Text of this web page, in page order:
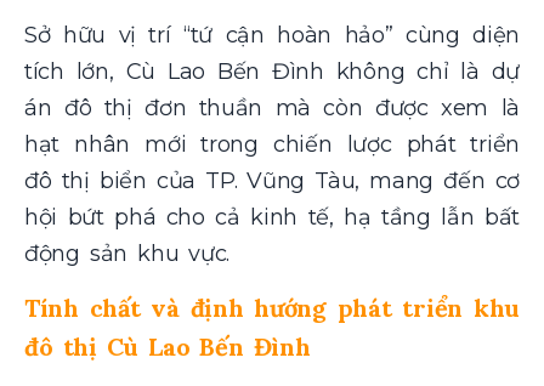
Sở hữu vị trí “tứ cận hoàn hảo” cùng diện
tích lớn, Cù Lao Bến Đình không chỉ là dự
án đô thị đơn thuần mà còn được xem là
hạt nhân mới trong chiến lược phát triển
đô thị biển của TP. Vũng Tàu, mang đến cơ
hội bứt phá cho cả kinh tế, hạ tầng lẫn bất
động sản khu vực.
Tính chất và định hướng phát triển khu
đô thị Cù Lao Bến Đình